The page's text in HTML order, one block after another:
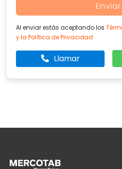
Enviar
Al enviar estás aceptando los
y la Política de Privacidad
Llamar